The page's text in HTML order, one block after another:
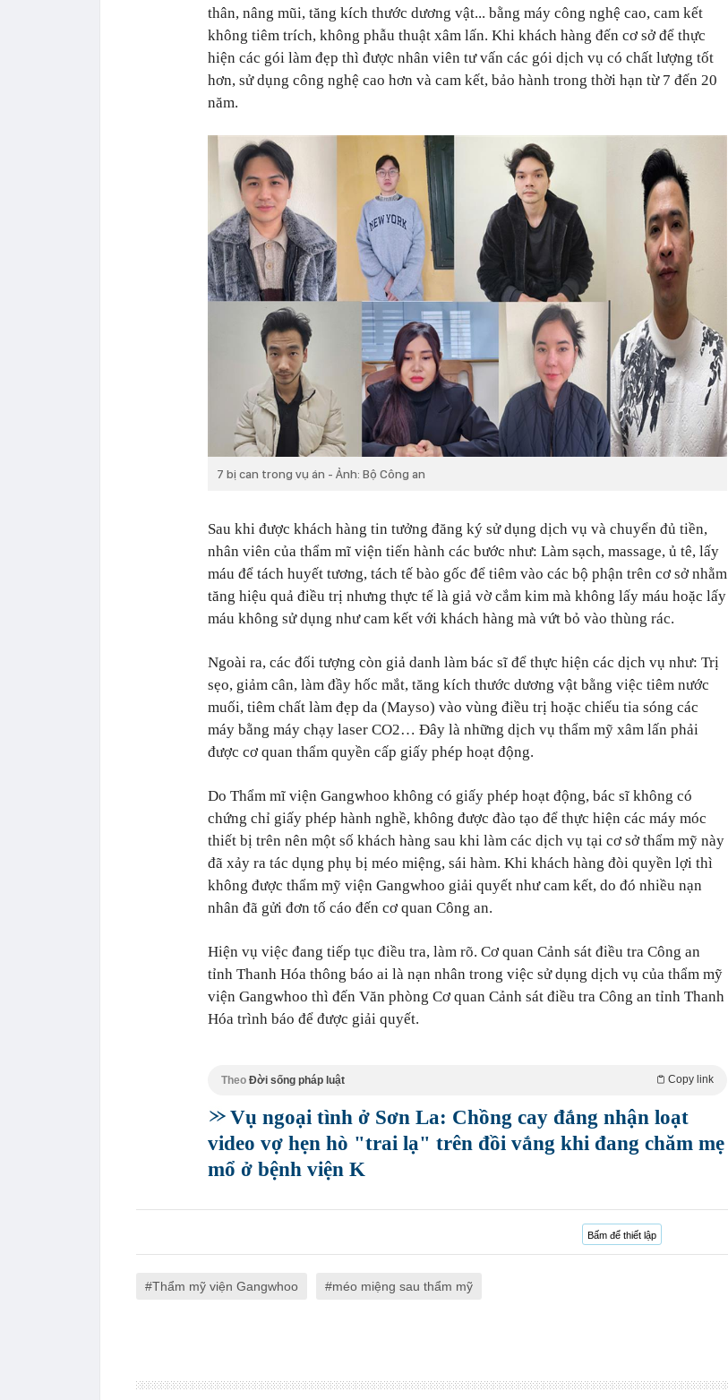
thân, nâng mũi, tăng kích thước dương vật... bằng máy công nghệ cao, cam kết
không tiêm trích, không phẫu thuật xâm lấn. Khi khách hàng đến cơ sở để thực
hiện các gói làm đẹp thì được nhân viên tư vấn các gói dịch vụ có chất lượng tốt
hơn, sử dụng công nghệ cao hơn và cam kết, bảo hành trong thời hạn từ 7 đến 20
năm.
7 bị can trong vụ án - Ảnh: Bộ Công an
Sau khi được khách hàng tin tưởng đăng ký sử dụng dịch vụ và chuyển đủ tiền,
nhân viên của thẩm mĩ viện tiến hành các bước như: Làm sạch, massage, ủ tê, lấy
máu để tách huyết tương, tách tế bào gốc để tiêm vào các bộ phận trên cơ sở nhằm
tăng hiệu quả điều trị nhưng thực tế là giả vờ cắm kim mà không lấy máu hoặc lấy
máu không sử dụng như cam kết với khách hàng mà vứt bỏ vào thùng rác.
Ngoài ra, các đối tượng còn giả danh làm bác sĩ để thực hiện các dịch vụ như: Trị
sẹo, giảm cân, làm đầy hốc mắt, tăng kích thước dương vật bằng việc tiêm nước
muối, tiêm chất làm đẹp da (Mayso) vào vùng điều trị hoặc chiếu tia sóng các
máy bằng máy chạy laser CO2… Đây là những dịch vụ thẩm mỹ xâm lấn phải
được cơ quan thẩm quyền cấp giấy phép hoạt động.
Do Thẩm mĩ viện Gangwhoo không có giấy phép hoạt động, bác sĩ không có
chứng chỉ giấy phép hành nghề, không được đào tạo để thực hiện các máy móc
thiết bị trên nên một số khách hàng sau khi làm các dịch vụ tại cơ sở thẩm mỹ này
đã xảy ra tác dụng phụ bị méo miệng, sái hàm. Khi khách hàng đòi quyền lợi thì
không được thẩm mỹ viện Gangwhoo giải quyết như cam kết, do đó nhiều nạn
nhân đã gửi đơn tố cáo đến cơ quan Công an.
Hiện vụ việc đang tiếp tục điều tra, làm rõ. Cơ quan Cảnh sát điều tra Công an
tỉnh Thanh Hóa thông báo ai là nạn nhân trong việc sử dụng dịch vụ của thẩm mỹ
viện Gangwhoo thì đến Văn phòng Cơ quan Cảnh sát điều tra Công an tỉnh Thanh
Hóa trình báo để được giải quyết.
Theo Đời sống pháp luật Copy link
Vụ ngoại tình ở Sơn La: Chồng cay đắng nhận loạt
video vợ hẹn hò "trai lạ" trên đồi vắng khi đang chăm mẹ
mổ ở bệnh viện K
Bấm để thiết lập
Thẩm mỹ viện Gangwhoo méo miệng sau thẩm mỹ